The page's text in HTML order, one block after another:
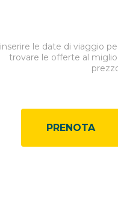
inserire le date di viaggio
trovare le offerte al
PRENOTA